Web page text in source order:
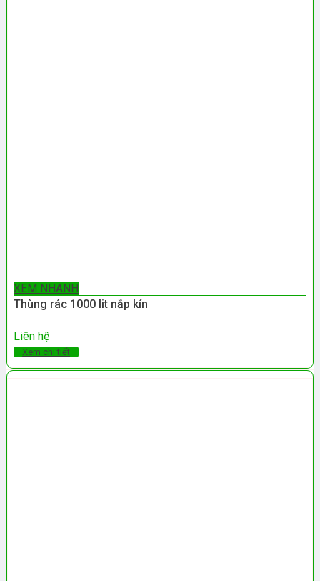
XEM NHANH
Thùng rác 1000 lit nắp kín
Liên hệ
Xem chi tiết